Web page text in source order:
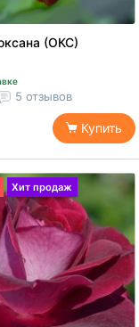
(ОКС)
5 отзывов
Купить
Хит продаж